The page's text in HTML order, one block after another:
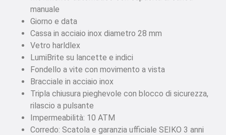
manuale
Giorno e data
Cassa in acciaio inox diametro 28 mm
Vetro harldlex
LumiBrite su lancette e indici
Fondello a vite con movimento a vista
Bracciale in acciaio inox
Tripla chiusura pieghevole con blocco di sicurezza,
rilascio a pulsante
Impermeabilità: 10 ATM
Corredo: Scatola e garanzia ufficiale SEIKO 3 anni